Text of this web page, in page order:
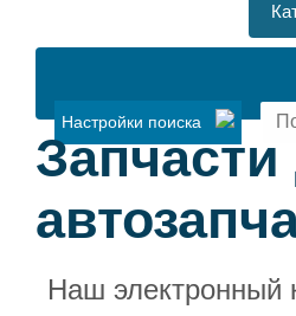
Настройки поиска
Наш электронный